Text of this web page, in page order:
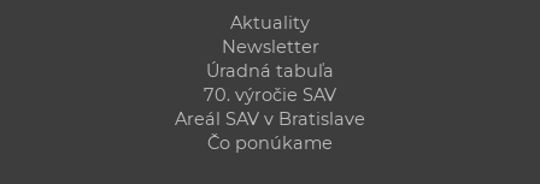
Aktuality
Newsletter
Úradná tabuľa
70. výročie SAV
Areál SAV v Bratislave
Čo ponúkame